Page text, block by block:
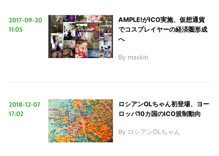
2017-09-20
11:05
AMPLE!がICO実施、仮想通貨
でコスプレイヤーの経済圏形成
へ
By maskin
2018-12-07
17:02
ロシアンOLちゃん初登場、ヨー
ロッパ10カ国のICO規制動向
By ロシアンOLちゃん